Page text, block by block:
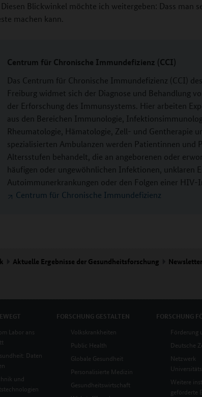
Blickwinkel möchte ich weitergeben: Dass man
machen kann.
Centrum für Chronische Immundefizienz (CCI)
Das Centrum für Chronische Immundefizienz (CCI)
Freiburg widmet sich der Diagnose und Behandlung
der Erforschung des Immunsystems. Hier arbeiten
aus den Bereichen Immunologie,
Rheumatologie, Hämatologie, Zell- und Gentherapie
spezialisierten Ambulanzen werden Patientinnen und
Altersstufen behandelt, die an angeborenen oder
häufigen oder ungewöhnlichen Infektionen, unklaren
Autoimmunerkrankungen oder den Folgen einer HIV-
Centrum für Chronische Immundefizienz
Aktuelle Ergebnisse der Gesundheitsforschung Newsletter
Labor ans
Daten
und
FORSCHUNG GESTALTEN
Volkskrankheiten
Public Health
Globale Gesundheit
Personalisierte Medizin
Gesundheitswirtschaft
FORSCHUNG
Förderung
Deutsche
Netzwerk
Weitere
geförderte